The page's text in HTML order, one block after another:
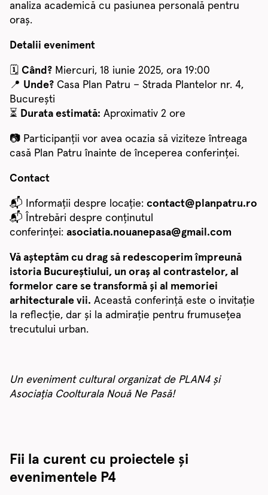
analiza academică cu pasiunea personală pentru
oraș.
Detalii eveniment
🗓 Când? Miercuri, 18 iunie 2025, ora 19:00
📍 Unde? Casa Plan Patru – Strada Plantelor nr. 4,
București
⏳ Durata estimată: Aproximativ 2 ore
📷 Participanții vor avea ocazia să viziteze întreaga
casă Plan Patru înainte de începerea conferinței.
Contact
📬 Informații despre locație: contact@planpatru.ro
📬 Întrebări despre conținutul
conferinței: asociatia.nouanepasa@gmail.com
Vă așteptăm cu drag să redescoperim împreună
istoria Bucureștiului, un oraș al contrastelor, al
formelor care se transformă și al memoriei
arhitecturale vii. Această conferință este o invitație
la reflecție, dar și la admirație pentru frumusețea
trecutului urban.
Un eveniment cultural organizatde PLAN4 și
AsociațiaCoolturala NouăNe Pasă!
Fii la curent cu proiectele și
evenimentele P4